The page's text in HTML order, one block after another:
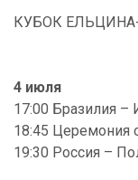
КУБОК
4 июля
17:00 Бразилия –
18:45 Церемония
19:30 Россия –